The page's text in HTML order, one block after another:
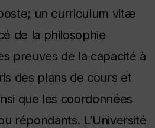
un curriculum vitæ
de la philosophie
preuves de la capacité à
des plans de cours et
que les coordonnées
répondants. L’Université